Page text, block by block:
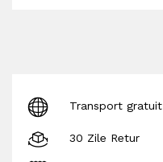
Transport gratuit
30 Zile Retur